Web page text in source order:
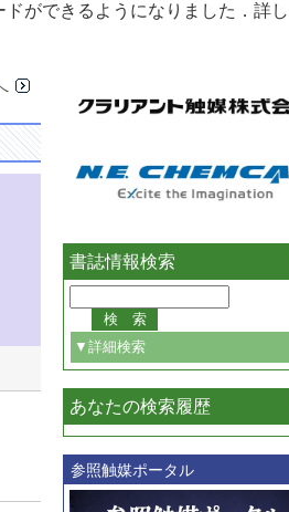
ができるようになりました．詳し
書誌情報検索
▼詳細検索
必ず含
巻・号指定
巻
号
あなたの検索履歴
参照触媒ポータル